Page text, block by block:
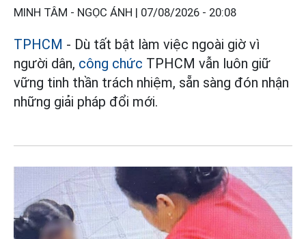
MINH TÂM - NGỌC ÁNH | 07/08/2026 - 20:08
TPHCM - Dù tất bật làm việc ngoài giờ vì
người dân, công chức TPHCM vẫn luôn giữ
vững tinh thần trách nhiệm, sẵn sàng đón nhận
những giải pháp đổi mới.